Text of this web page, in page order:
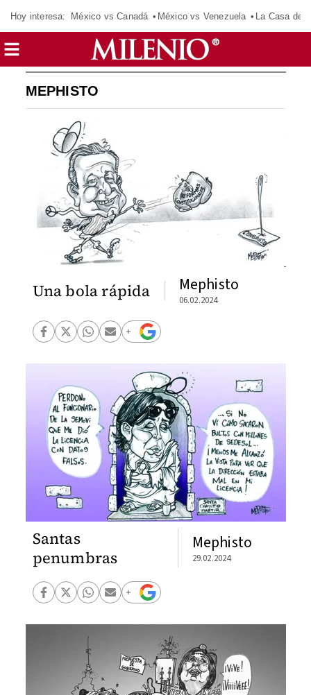
Hoy interesa: México vs Canadá México vs Venezuela La Casa de
MEPHISTO
Una bola rápida Mephisto
06.02.2024
Santas
penumbras
Mephisto
29.02.2024